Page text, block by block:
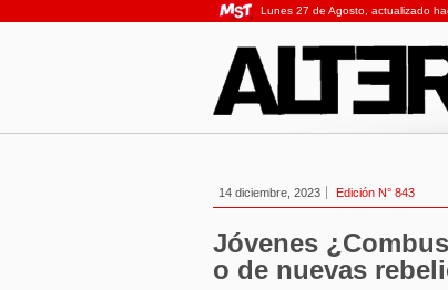
Lunes 27 de Agosto, actualizado
14 diciembre, 2023 Edición N° 843
Jóvenes
o de nuevas